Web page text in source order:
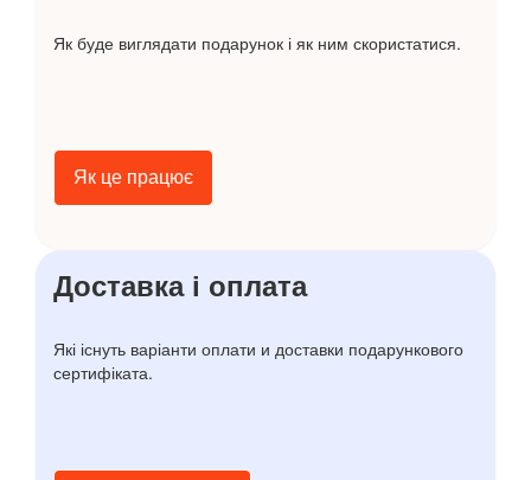
Як буде виглядати подарунок і як ним скористатися.
Як це працює
Доставка і оплата
Які існуть варіанти оплати и доставки подарункового
сертифіката.